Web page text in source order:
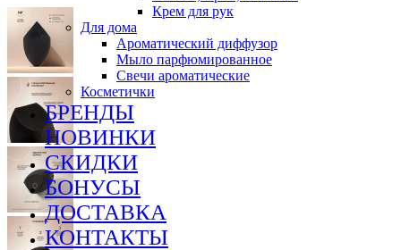
Крем для рук
Для дома
Ароматический диффузор
Мыло парфюмированное
Свечи ароматические
Косметички
БРЕНДЫ
НОВИНКИ
СКИДКИ
БОНУСЫ
ДОСТАВКА
КОНТАКТЫ